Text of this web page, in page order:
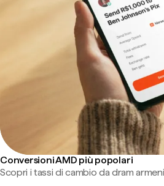
Conversioni AMD più popolari
Scopri i tassi di cambio da dram